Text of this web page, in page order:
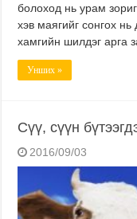
болоход нь урам
хэв маягийг сонгох
хамгийн шилдэг арга
Унших »
Сүү, сүүн
2016/09/03